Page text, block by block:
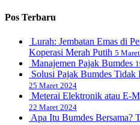
Pos Terbaru
Lurah: Jembatan Emas di
Koperasi Merah Putih 5
Manajemen Pajak Bumdes
Solusi Pajak Bumdes
25 Maret 2024
Meterai Elektronik atau E-
22 Maret 2024
Apa Itu Bumdes Bersama?